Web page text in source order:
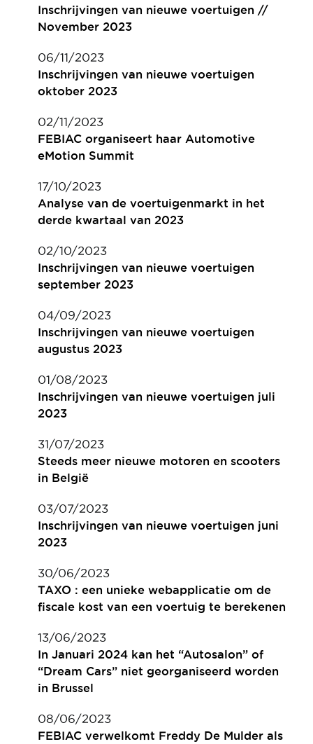
Inschrijvingen van nieuwe voertuigen //
November 2023
06/11/2023
Inschrijvingen van nieuwe voertuigen
oktober 2023
02/11/2023
FEBIAC organiseert haar Automotive
eMotion Summit
17/10/2023
Analyse van de voertuigenmarkt in het
derde kwartaal van 2023
02/10/2023
Inschrijvingen van nieuwe voertuigen
september 2023
04/09/2023
Inschrijvingen van nieuwe voertuigen
augustus 2023
01/08/2023
Inschrijvingen van nieuwe voertuigen juli
2023
31/07/2023
Steeds meer nieuwe motoren en scooters
in België
03/07/2023
Inschrijvingen van nieuwe voertuigen juni
2023
30/06/2023
TAXO : een unieke webapplicatie om de
fiscale kost van een voertuig te berekenen
13/06/2023
In Januari 2024 kan het “Autosalon” of
“Dream Cars” niet georganiseerd worden
in Brussel
08/06/2023
FEBIAC verwelkomt Freddy De Mulder als